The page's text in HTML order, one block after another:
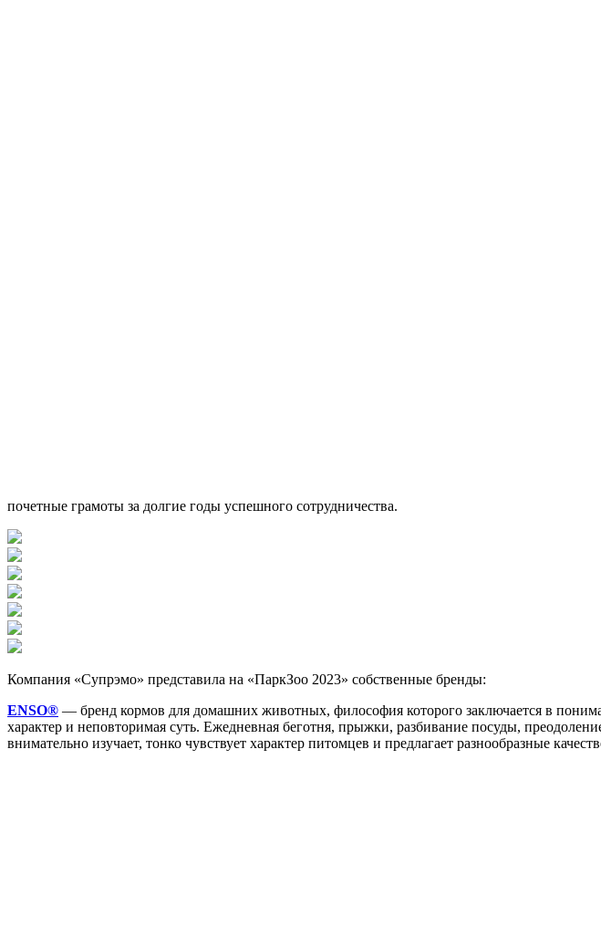
почетные грамоты за долгие годы успешного сотрудничества.
Компания «Супрэмо» представила на «ПаркЗоо 2023» собственные бренды:
ENSO® — бренд кормов для домашних животных, философия которого заключается в
характер и неповторимая суть. Ежедневная беготня, прыжки, разбивание посуды,
внимательно изучает, тонко чувствует характер питомцев и предлагает разнообразные